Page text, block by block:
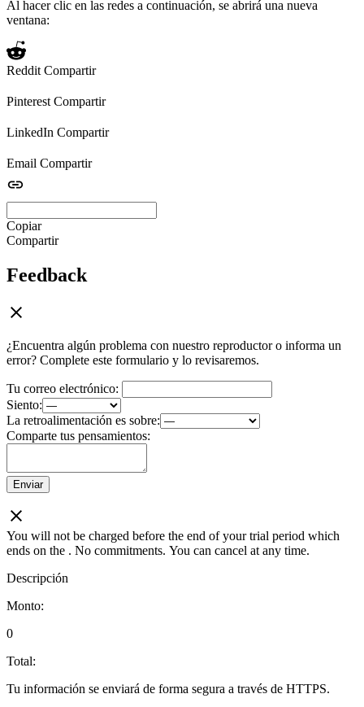
Al hacer clic en las redes a continuación, se abrirá una nueva
ventana:
Reddit Compartir
Pinterest Compartir
LinkedIn Compartir
Email Compartir
Copiar
Compartir
Feedback
¿Encuentra algún problema con nuestro reproductor o informa un
error? Complete este formulario y lo revisaremos.
Tu correo electrónico:
Siento:
La retroalimentación es sobre:
Comparte tus pensamientos:
Enviar
You will not be charged before the end of your trial period which
ends on the . No commitments. You can cancel at any time.
Descripción
Monto:
0
Total:
Tu información se enviará de forma segura a través de HTTPS.